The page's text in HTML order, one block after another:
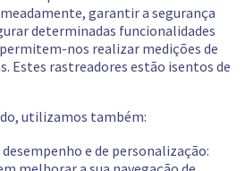
€ com IVA/mês
5900X
3 Gbps
garantir a segurança
determinadas funcionalidades
nos realizar medições de
Estes rastreadores estão isentos de
utilizamos também:
e de personalização: